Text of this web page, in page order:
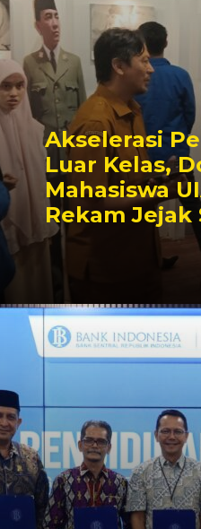
Akselerasi
Luar Kelas,
Mahasiswa
Rekam Jejak